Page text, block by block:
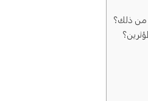
من ذلك؟